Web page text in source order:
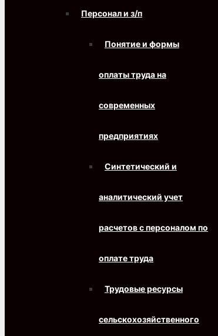
Персонал и з/п
Понятие и формы
оплаты труда на
современных
предприятиях
Синтетический и
аналитический учет
расчетов с персоналом по
оплате труда
Трудовые ресурсы
сельскохозяйственного